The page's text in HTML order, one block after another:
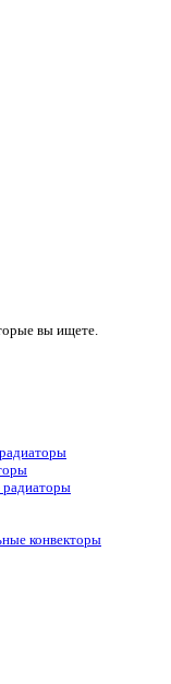
вы ищете.
радиаторы
конвекторы